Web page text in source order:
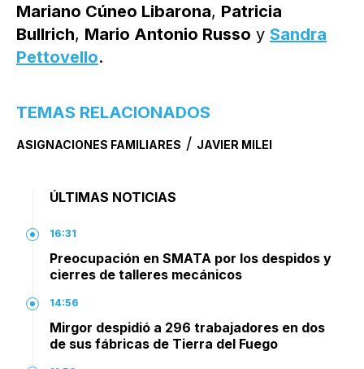
Mariano Cúneo Libarona, Patricia
Bullrich, Mario Antonio Russo y Sandra
Pettovello.
TEMAS RELACIONADOS
ASIGNACIONES FAMILIARES / JAVIER MILEI
ÚLTIMAS NOTICIAS
16:31
Preocupación en SMATA por los despidos y
cierres de talleres mecánicos
14:56
Mirgor despidió a 296 trabajadores en dos
de sus fábricas de Tierra del Fuego